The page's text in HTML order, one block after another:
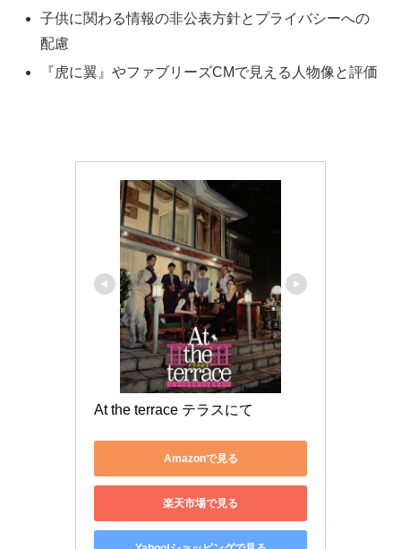
子供に関わる情報の非公表方針とプライバシーへの
配慮
『虎に翼』やファブリーズCMで見える人物像と評価
At the terrace テラスにて
Amazonで見る
楽天市場で見る